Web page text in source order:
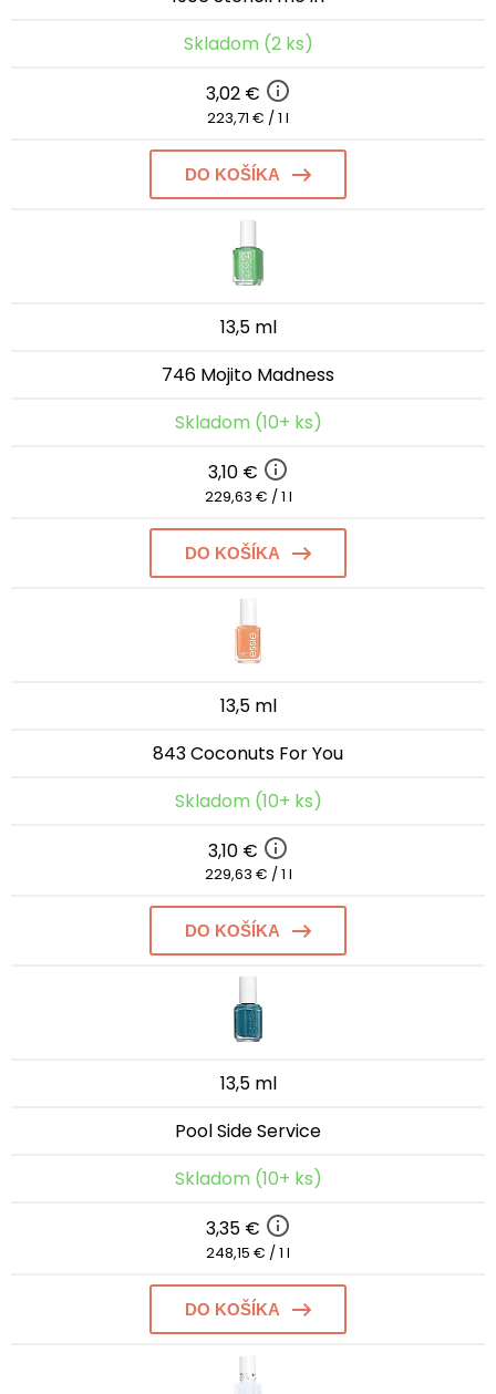
Skladom (2 ks)
3,02 €
223,71 € / 1 l
DO KOŠÍKA
13,5 ml
746 Mojito Madness
Skladom (10+ ks)
3,10 €
229,63 € / 1 l
DO KOŠÍKA
13,5 ml
843 Coconuts For You
Skladom (10+ ks)
3,10 €
229,63 € / 1 l
DO KOŠÍKA
13,5 ml
Pool Side Service
Skladom (10+ ks)
3,35 €
248,15 € / 1 l
DO KOŠÍKA